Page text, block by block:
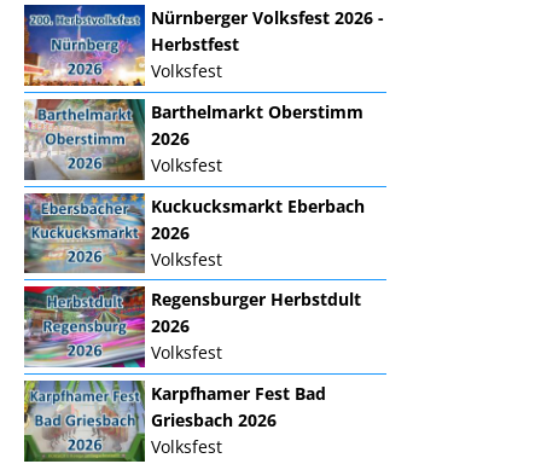
Nürnberger Volksfest 2026 -
Herbstfest
Volksfest
Barthelmarkt Oberstimm
2026
Volksfest
Kuckucksmarkt Eberbach
2026
Volksfest
Regensburger Herbstdult
2026
Volksfest
Karpfhamer Fest Bad
Griesbach 2026
Volksfest